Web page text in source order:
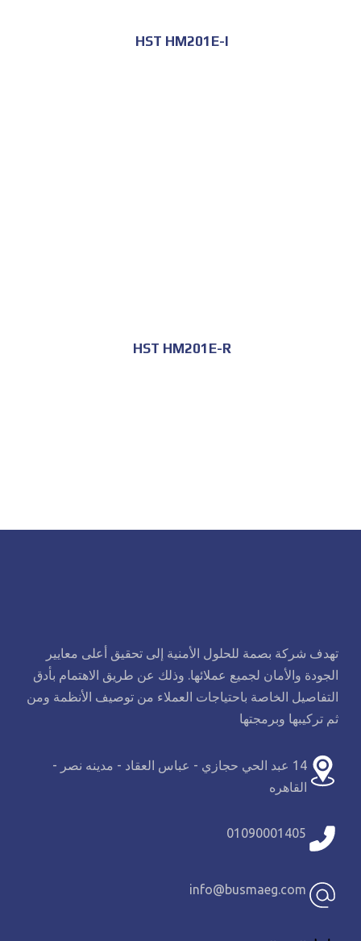
HST HM201E-I
HST HM201E-R
14 عبد الحي حجازي - عباس العقاد - مدينه نصر -
القاهره
01090001405
info@busmaeg.com
تهدف شركة بصمة للحلول الأمنية إلى تحقيق أعلى معايير
الجودة والأمان لجميع عملائها. وذلك عن طريق الاهتمام بأدق
التفاصيل الخاصة باحتياجات العملاء من توصيف الأنظمة ومن
ثم تركيبها وبرمجتها